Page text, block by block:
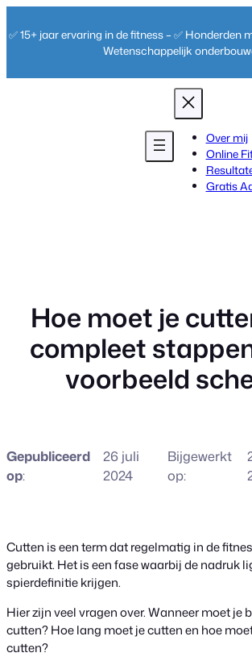
naar
✅ 15+ jaar ervaring in de fitness – ✅ Honderden
Wetenschappelijk
Over mij
Online
Gratis
Hoe moet je
compleet
voorbeeld
Gepubliceerd
op:
26 juli
2024
Bijgewerkt
op:
Cutten is een term dat regelmatig in de
gebruikt. Het is een fase waarbij de nadruk
spierdefinitie krijgen.
Hier zijn veel vragen over. Wanneer moet je
cutten? Hoe lang moet je cutten en hoe
cutten?